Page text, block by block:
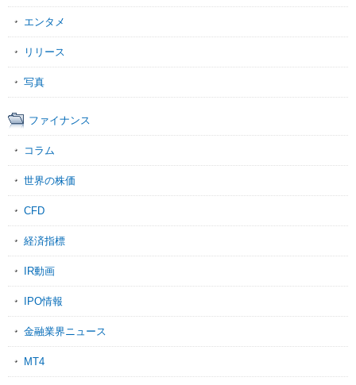
エンタメ
リリース
写真
ファイナンス
コラム
世界の株価
CFD
経済指標
IR動画
IPO情報
金融業界ニュース
MT4